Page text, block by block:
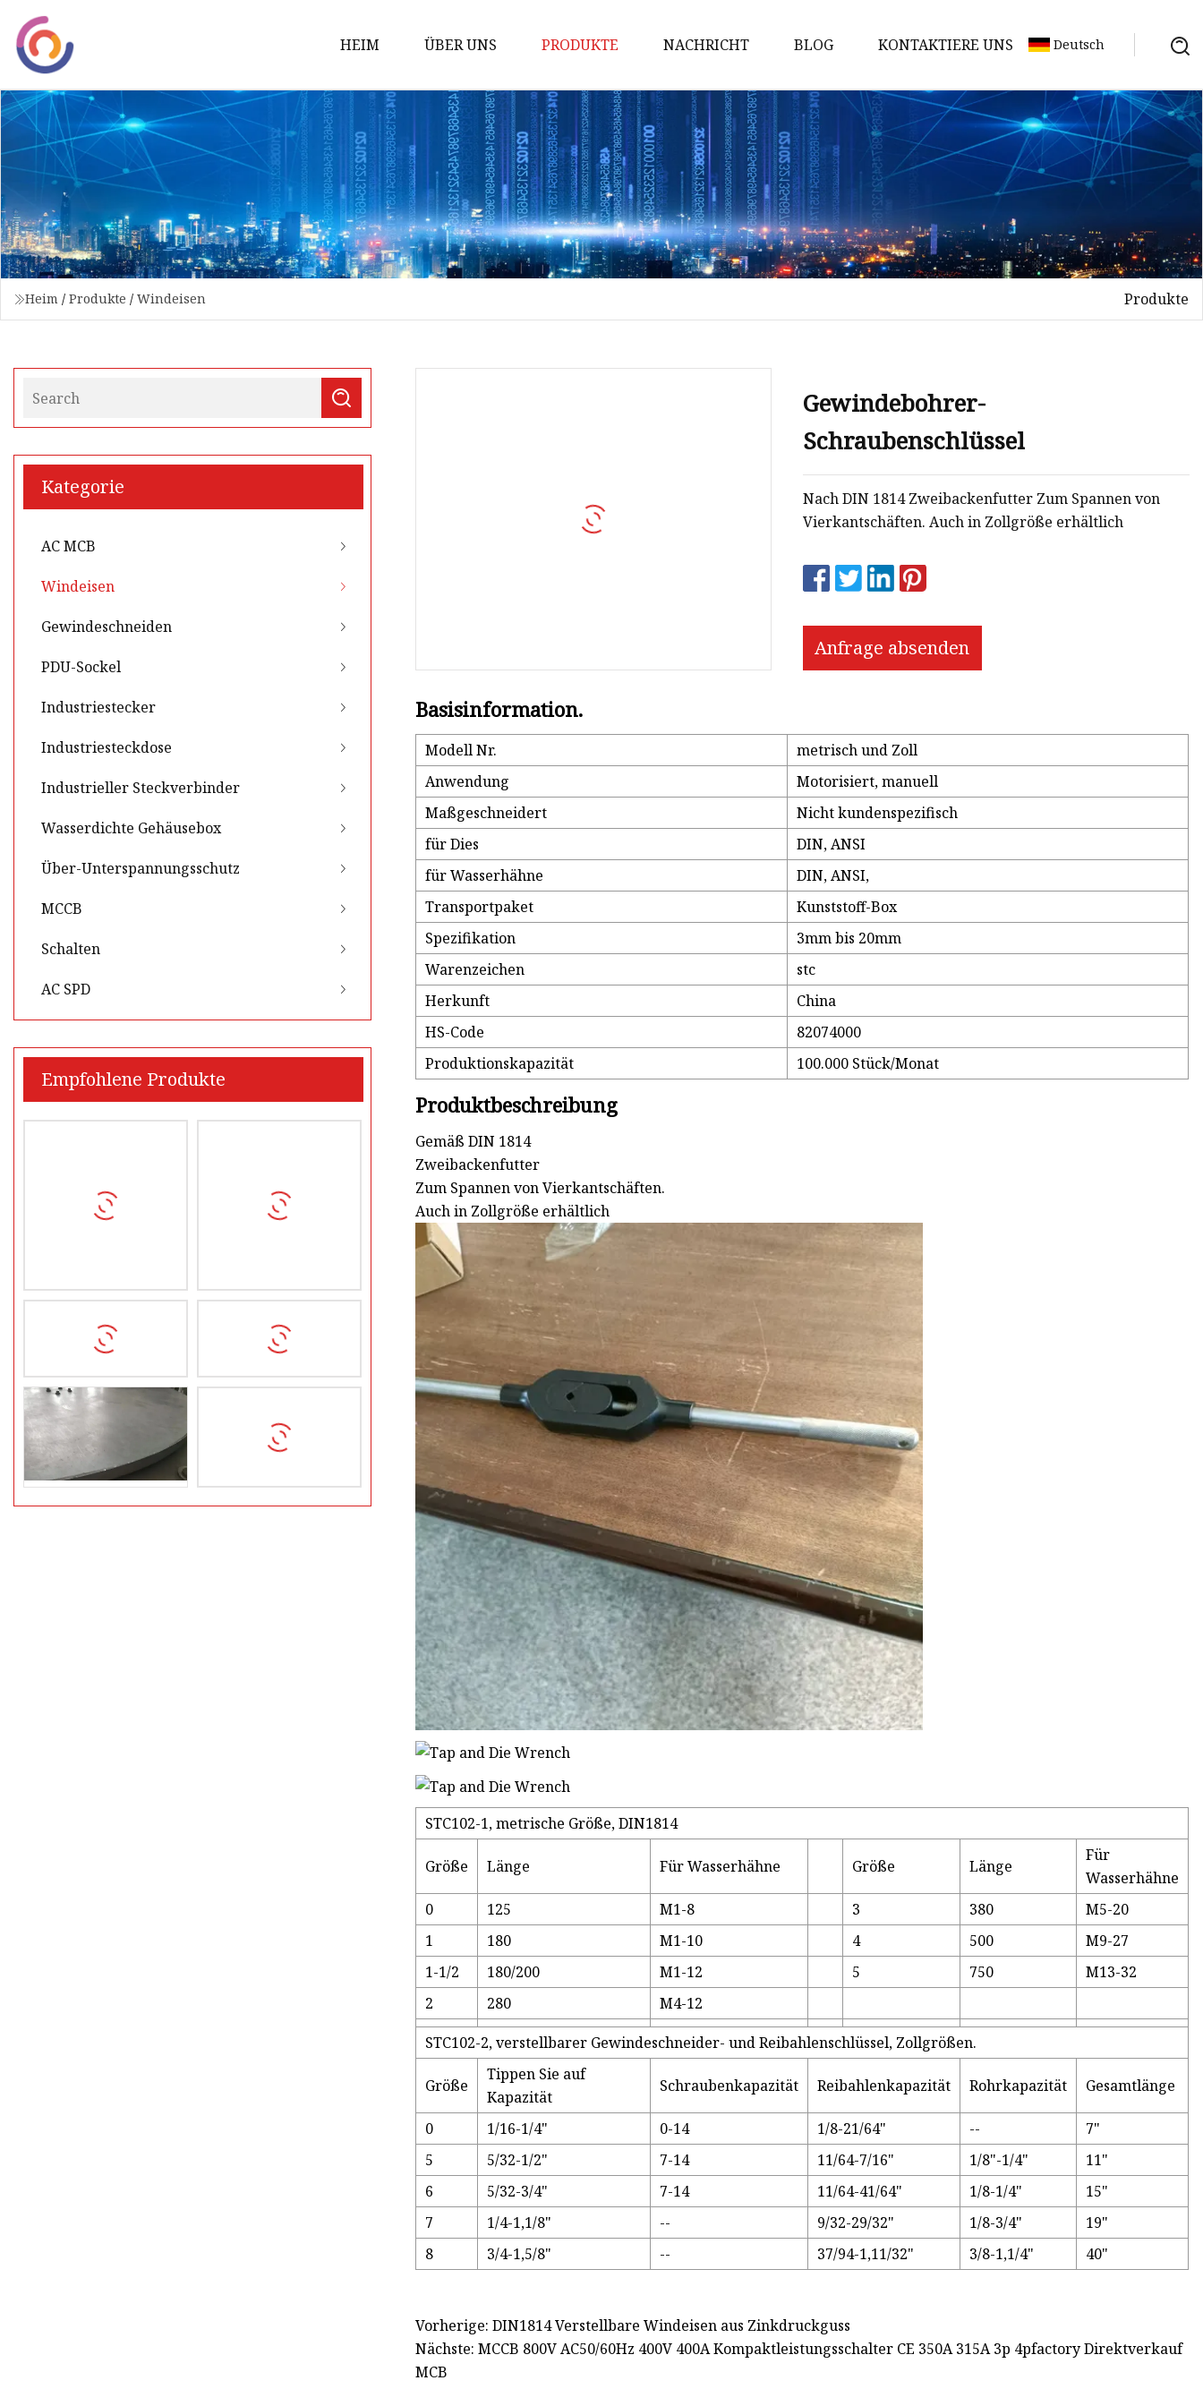
HEIM ÜBER UNS PRODUKTE
AC MCB
Windeisen
Gewindeschneiden
PDU-Sockel
Industriestecker
Industriesteckdose
Über-Unterspannungsschutz
NACHRICHT BLOG KONTAKTIERE UNS Deutsch
Heim / Produkte / Windeisen Produkte
Kategorie
AC MCB
Windeisen
Gewindeschneiden
PDU-Sockel
Industriestecker
Industriesteckdose
Industrieller Steckverbinder
Wasserdichte Gehäusebox
Über-Unterspannungsschutz
MCCB
Schalten
AC SPD
Empfohlene Produkte
Gewindebohrer-
Schraubenschlüssel
Nach DIN 1814 Zweibackenfutter Zum Spannen von
Vierkantschäften. Auch in Zollgröße erhältlich
Anfrage absenden
Basisinformation.
Modell Nr.
metrisch und Zoll
Anwendung
Motorisiert, manuell
Maßgeschneidert
Nicht kundenspezifisch
für Dies
DIN, ANSI
für Wasserhähne
DIN, ANSI,
Transportpaket
Kunststoff-Box
Spezifikation
3mm bis 20mm
Warenzeichen
stc
Herkunft
China
HS-Code
82074000
Produktionskapazität
100.000 Stück/Monat
Produktbeschreibung
Gemäß DIN 1814
Zweibackenfutter
Zum Spannen von Vierkantschäften.
Auch in Zollgröße erhältlich
STC102-1, metrische Größe, DIN1814
Größe Länge Für Wasserhähne Größe Länge
Für
Wasserhähne
0
125 M1-8 3 380
M5-20
1
180 M1-10 4 500
M9-27
1-1/2
180/200 M1-12 5 750
M13-32
2
280
M4-12
STC102-2, verstellbarer Gewindeschneider- und Reibahlenschlüssel, Zollgrößen.
Größe
Tippen Sie auf
Kapazität
Schraubenkapazität Reibahlenkapazität Rohrkapazität Gesamtlänge
0 1/16-1/4" 0-14 1/8-21/64" --
7"
5
5/32-1/2" 7-14 11/64-7/16" 1/8"-1/4"
11"
6
5/32-3/4" 7-14 11/64-41/64" 1/8-1/4"
15"
7
1/4-1,1/8" -- 9/32-29/32" 1/8-3/4"
19"
8
3/4-1,5/8" -- 37/94-1,11/32" 3/8-1,1/4" 40"
Vorherige: DIN1814 Verstellbare Windeisen aus Zinkdruckguss
Nächste: MCCB 800V AC50/60Hz 400V 400A Kompaktleistungsschalter CE 350A 315A 3p 4pfactory Direktverkauf
MCB